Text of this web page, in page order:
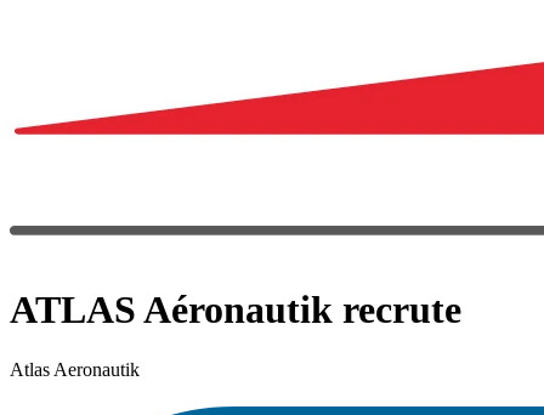
ATLAS Aéronautik recrute
Atlas Aeronautik